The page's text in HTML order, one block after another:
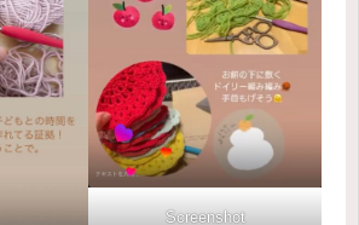
Screenshot